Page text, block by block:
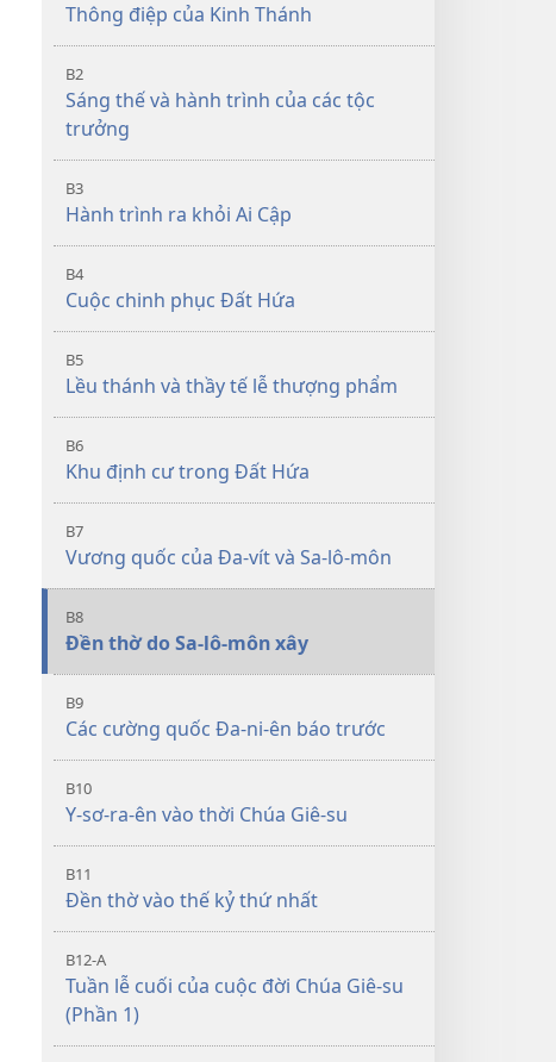
Thông điệp của Kinh Thánh
B2
Sáng thế và hành trình của các tộc
trưởng
B3
Hành trình ra khỏi Ai Cập
B4
Cuộc chinh phục Đất Hứa
B5
Lều thánh và thầy tế lễ thượng phẩm
B6
Khu định cư trong Đất Hứa
B7
Vương quốc của Đa-vít và Sa-lô-môn
B8
Đền thờ do Sa-lô-môn xây
B9
Các cường quốc Đa-ni-ên báo trước
B10
Y-sơ-ra-ên vào thời Chúa Giê-su
B11
Đền thờ vào thế kỷ thứ nhất
B12-A
Tuần lễ cuối của cuộc đời Chúa Giê-su
(Phần 1)